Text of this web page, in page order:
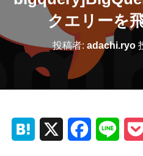
クエリーを
投稿者: adachi.ryo